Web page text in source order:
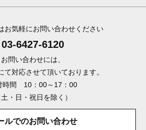
お気軽にお問い合わせください
03-6427-6120
お問い合わせには、
て対応させて頂いております。
時間 10：00～17：00
土・日・祝日を除く）
ルでのお問い合わせ